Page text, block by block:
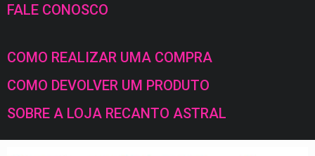
FALE CONOSCO
COMO REALIZAR UMA COMPRA
COMO DEVOLVER UM PRODUTO
SOBRE A LOJA RECANTO ASTRAL